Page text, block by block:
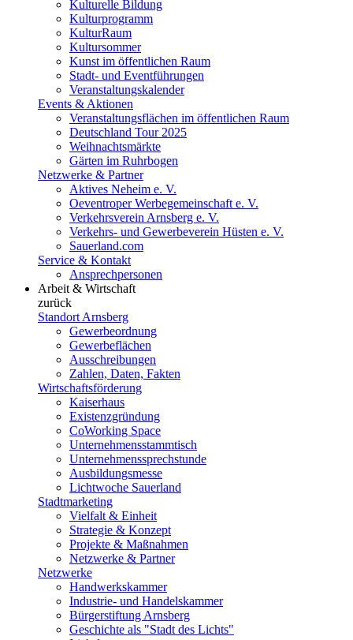
Kulturelle Bildung
Kulturprogramm
KulturRaum
Kultursommer
Kunst im öffentlichen Raum
Stadt- und Eventführungen
Veranstaltungskalender
Events & Aktionen
Veranstaltungsflächen im öffentlichen Raum
Deutschland Tour 2025
Weihnachtsmärkte
Gärten im Ruhrbogen
Netzwerke & Partner
Aktives Neheim e. V.
Oeventroper Werbegemeinschaft e. V.
Verkehrsverein Arnsberg e. V.
Verkehrs- und Gewerbeverein Hüsten e. V.
Sauerland.com
Service & Kontakt
Ansprechpersonen
Arbeit & Wirtschaft
zurück
Standort Arnsberg
Gewerbeordnung
Gewerbeflächen
Ausschreibungen
Zahlen, Daten, Fakten
Wirtschaftsförderung
Kaiserhaus
Existenzgründung
CoWorking Space
Unternehmensstammtisch
Unternehmenssprechstunde
Ausbildungsmesse
Lichtwoche Sauerland
Stadtmarketing
Vielfalt & Einheit
Strategie & Konzept
Projekte & Maßnahmen
Netzwerke & Partner
Netzwerke
Handwerkskammer
Industrie- und Handelskammer
Bürgerstiftung Arnsberg
Geschichte als "Stadt des Lichts"